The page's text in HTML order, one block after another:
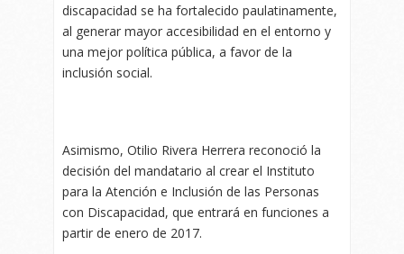
discapacidad se ha fortalecido paulatinamente,
al generar mayor accesibilidad en el entorno y
una mejor política pública, a favor de la
inclusión social.
Asimismo, Otilio Rivera Herrera reconoció la
decisión del mandatario al crear el Instituto
para la Atención e Inclusión de las Personas
con Discapacidad, que entrará en funciones a
partir de enero de 2017.